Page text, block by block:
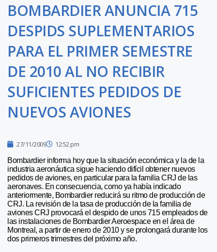
BOMBARDIER ANUNCIA 715
DESPIDS SUPLEMENTARIOS
PARA EL PRIMER SEMESTRE
DE 2010 AL NO RECIBIR
SUFICIENTES PEDIDOS DE
NUEVOS AVIONES
27/11/2009 12:52 pm
Bombardier informa hoy que la situación económica y la de la
industria aeronáutica sigue haciendo difícil obtener nuevos
pedidos de aviones, en particular para la familia CRJ de las
aeronaves. En consecuencia, como ya había indicado
anteriormente, Bombardier reducirá su ritmo de producción de
CRJ. La revisión de la tasa de producción de la familia de
aviones CRJ provocará el despido de unos 715 empleados de
las instalaciones de Bombardier Aeroespace en el área de
Montreal, a partir de enero de 2010 y se prolongará durante los
dos primeros trimestres del próximo año.